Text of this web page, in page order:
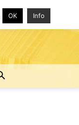
OK Info